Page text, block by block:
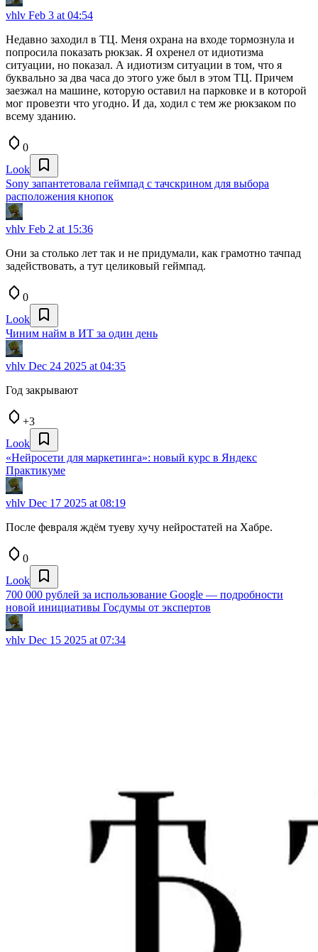
vhlv Feb 3 at 04:54
Недавно заходил в ТЦ. Меня охрана на входе тормознула и
попросила показать рюкзак. Я охренел от идиотизма
ситуации, но показал. А идиотизм ситуации в том, что я
буквально за два часа до этого уже был в этом ТЦ. Причем
заезжал на машине, которую оставил на парковке и в которой
мог провезти что угодно. И да, ходил с тем же рюкзаком по
всему зданию.
0
Look
Sony запантетовала геймпад с тачскрином для выбора
расположения кнопок
vhlv Feb 2 at 15:36
Они за столько лет так и не придумали, как грамотно тачпад
задействовать, а тут целиковый геймпад.
0
Look
Чиним найм в ИТ за один день
vhlv Dec 24 2025 at 04:35
Год закрывают
+3
Look
«Нейросети для маркетинга»: новый курс в Яндекс
Практикуме
vhlv Dec 17 2025 at 08:19
После февраля ждём туеву хучу нейростатей на Хабре.
0
Look
700 000 рублей за использование Google — подробности
новой инициативы Госдумы от экспертов
vhlv Dec 15 2025 at 07:34